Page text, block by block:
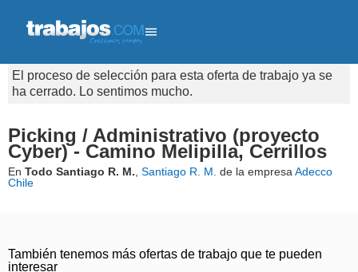
El proceso de selección para esta oferta de trabajo ya se
ha cerrado. Lo sentimos mucho.
Picking / Administrativo (proyecto
Cyber) - Camino Melipilla, Cerrillos
En Todo Santiago R. M. Santiago R. M. de la empresa Adecco
Chile
También tenemos más ofertas de trabajo que te pueden
interesar